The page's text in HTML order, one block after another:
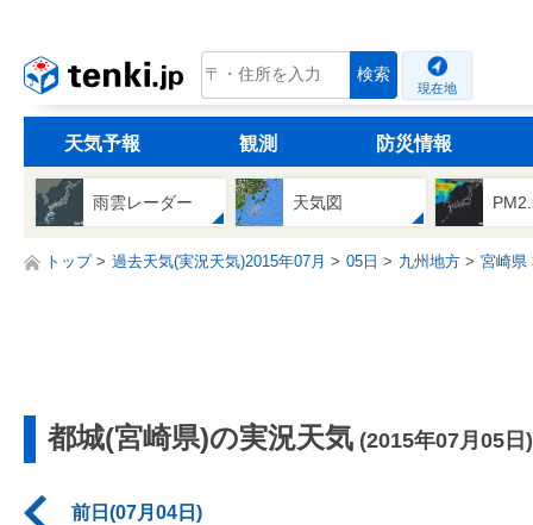
tenki.jp 検索
現在地
天気予報 観測 防災情報
雨雲レーダー 天気図
トップ 過去天気(実況天気)2015年07月 05日 九州地方 宮崎県
都城(宮崎県)の実況天気 (2015年07月05日)
前日(07月04日)